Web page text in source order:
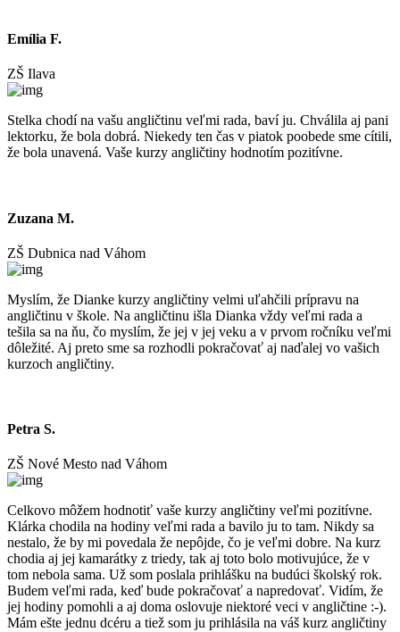
Emília F.
ZŠ Ilava
Stelka chodí na vašu angličtinu veľmi rada, baví ju. Chválila aj pani
lektorku, že bola dobrá. Niekedy ten čas v piatok poobede sme cítili,
že bola unavená. Vaše kurzy angličtiny hodnotím pozitívne.
Zuzana M.
ZŠ Dubnica nad Váhom
Myslím, že Dianke kurzy angličtiny velmi uľahčili prípravu na
angličtinu v škole. Na angličtinu išla Dianka vždy veľmi rada a
tešila sa na ňu, čo myslím, že jej v jej veku a v prvom ročníku veľmi
dôležité. Aj preto sme sa rozhodli pokračovať aj naďalej vo vašich
kurzoch angličtiny.
Petra S.
ZŠ Nové Mesto nad Váhom
Celkovo môžem hodnotiť vaše kurzy angličtiny veľmi pozitívne.
Klárka chodila na hodiny veľmi rada a bavilo ju to tam. Nikdy sa
nestalo, že by mi povedala že nepôjde, čo je veľmi dobre. Na kurz
chodia aj jej kamarátky z triedy, tak aj toto bolo motivujúce, že v
tom nebola sama. Už som poslala prihlášku na budúci školský rok.
Budem veľmi rada, keď bude pokračovať a napredovať. Vidím, že
jej hodiny pomohli a aj doma oslovuje niektoré veci v angličtine :-).
Mám ešte jednu dcéru a tiež som ju prihlásila na váš kurz angličtiny